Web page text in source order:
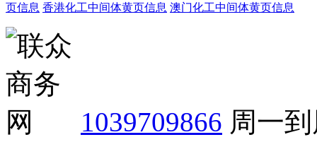
页信息 香港化工中间体黄页信息 澳门化工中间体黄页信息
1039709866 周一